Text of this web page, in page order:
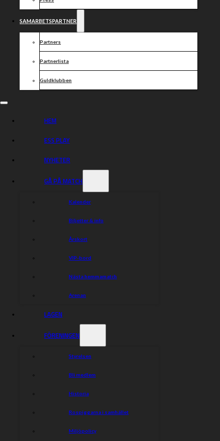
SAMARBETSPARTNER
Partners
Partnerlista
Guldklubben
HEM
ESS PLAY
NYHETER
GÅ PÅ MATCH
Kalender
Biljetter & info
Årskort
VIP-bord
Nästa hemmamatch
Arenan
LAGEN
FÖRENINGEN
Styrelsen
Bli medlem
Historia
Rospiggarna i samhället
Miljöpolicy